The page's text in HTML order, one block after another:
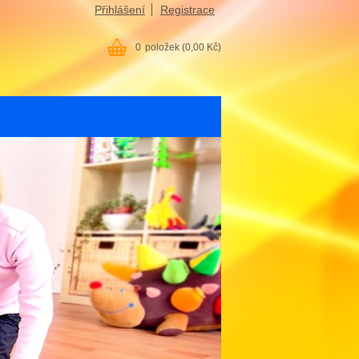
Přihlášení Registrace
0 položek (0,00 Kč)